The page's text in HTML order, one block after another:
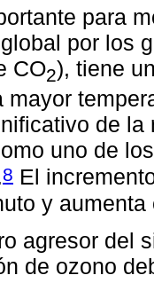
para
por los
CO2), tiene
mayor
de
uno de
8 El
y
agresor del
de ozono